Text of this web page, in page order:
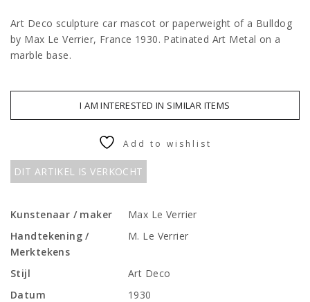
Art Deco sculpture car mascot or paperweight of a Bulldog
by Max Le Verrier, France 1930. Patinated Art Metal on a
marble base.
I AM INTERESTED IN SIMILAR ITEMS
DIT ARTIKEL IS VERKOCHT
Add to wishlist
Kunstenaar / maker
Max Le Verrier
Handtekening /
Merktekens
M. Le Verrier
Stijl
Art Deco
Datum
1930